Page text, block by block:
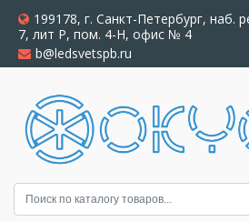
199178, г. Санкт-Петербург, наб.
7, лит Р, пом. 4-Н, офис № 4
b@ledsvetspb.ru